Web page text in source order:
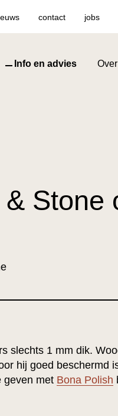
contact jobs
Info en advies
Stone
slechts 1 mm dik.
hij goed beschermd
geven met Bona Polish